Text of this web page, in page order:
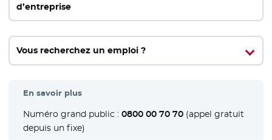
d’entreprise
Vous recherchez un emploi ?
En savoir plus
Numéro grand public :0800 00 70 70 (appel gratuit
depuis un fixe)